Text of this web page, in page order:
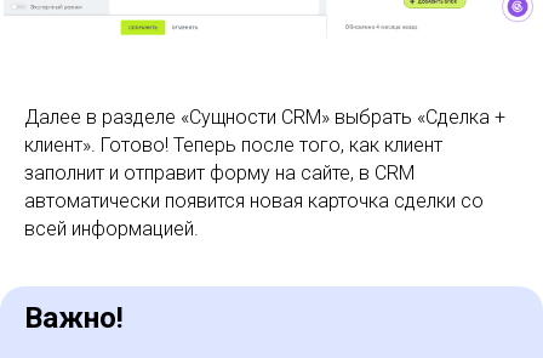
Далее в разделе «Сущности CRM» выбрать «Сделка +
клиент». Готово! Теперь после того, как клиент
заполнит и отправит форму на сайте, в CRM
автоматически появится новая карточка сделки со
всей информацией.
Важно!